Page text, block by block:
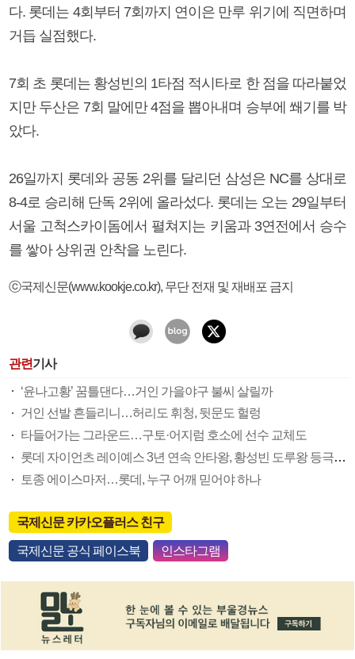
다. 롯데는 4회부터 7회까지 연이은 만루 위기에 직면하며
거듭 실점했다.
7회 초 롯데는 황성빈의 1타점 적시타로 한 점을 따라붙었
지만 두산은 7회 말에만 4점을 뽑아내며 승부에 쐐기를 박
았다.
26일까지 롯데와 공동 2위를 달리던 삼성은 NC를 상대로
8-4로 승리해 단독 2위에 올라섰다. 롯데는 오는 29일부터
서울 고척스카이돔에서 펼쳐지는 키움과 3연전에서 승수
를 쌓아 상위권 안착을 노린다.
ⓒ국제신문(www.kookje.co.kr), 무단 전재 및 재배포 금지
관련기사
‘윤나고황’ 꿈틀댄다…거인 가을야구 불씨 살릴까
거인 선발 흔들리니…허리도 휘청, 뒷문도 헐렁
타들어가는 그라운드…구토·어지럼 호소에 선수 교체도
롯데 자이언츠 레이예스 3년 연속 안타왕, 황성빈 도루왕 등극할까
토종 에이스마저…롯데, 누구 어깨 믿어야 하나
국제신문 카카오플러스 친구
국제신문 공식 페이스북 인스타그램